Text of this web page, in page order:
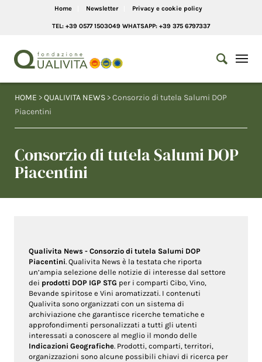
Home Newsletter Privacy e cookie policy
TEL: +39 0577 1503049 WHATSAPP: +39 375 6797337
HOME >QUALIVITA NEWS > Consorzio di tutela Salumi DOP
Piacentini
Consorzio di tutela Salumi DOP
Piacentini
Qualivita News - Consorzio di tutela Salumi DOP
Piacentini. Qualivita News è la testata che riporta
un’ampia selezione delle notizie di interesse dal settore
dei prodotti DOP IGP STG per i comparti Cibo, Vino,
Bevande spiritose e Vini aromatizzati. I contenuti
Qualivita sono organizzati con un sistema di
archiviazione che garantisce ricerche tematiche e
approfondimenti personalizzati a tutti gli utenti
interessati a conoscere al meglio il mondo delle
Indicazioni Geografiche. Prodotti, comparti, territori,
organizzazioni sono alcune possibili chiavi di ricerca per